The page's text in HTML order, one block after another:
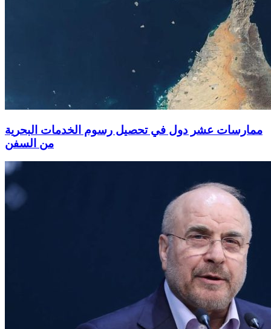
ممارسات عشر دول في تحصيل رسوم الخدمات البحرية
من السفن